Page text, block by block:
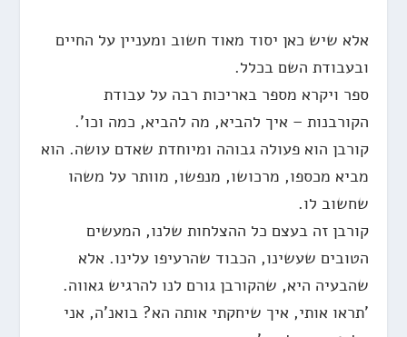
אלא שיש כאן יסוד מאוד חשוב ומעניין על החיים
ובעבודת השם בכלל.
ספר ויקרא מספר באריכות רבה על עבודת
הקורבנות – איך להביא, מה להביא, כמה וכו'.
קורבן הוא פעולה גבוהה ומיוחדת שאדם עושה. הוא
מביא מכספו, מרכושו, מנפשו, מוותר על משהו
שחשוב לו.
קורבן זה בעצם כל ההצלחות שלנו, המעשים
הטובים שעשינו, הכבוד שהרעיפו עלינו. אלא
שהבעיה היא, שהקורבן גורם לנו להרגיש גאווה.
'תראו אותי, איך שיחקתי אותה הא? בואנ'ה, אני